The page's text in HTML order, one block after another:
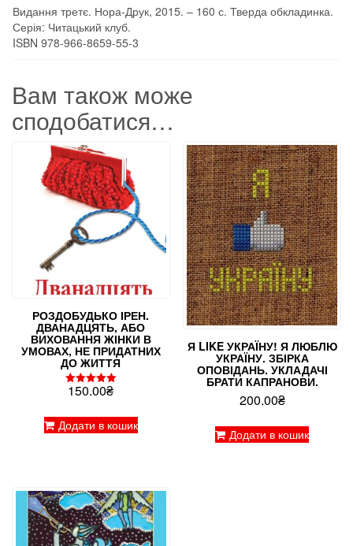
Видання третє. Нора-Друк, 2015. – 160 с. Тверда обкладинка.
Серія: Читацький клуб.
ISBN 978-966-8659-55-3
Вам також може
сподобатися…
РОЗДОБУДЬКО ІРЕН.
ДВАНАДЦЯТЬ, АБО
ВИХОВАННЯ ЖІНКИ В
УМОВАХ, НЕ ПРИДАТНИХ
ДО ЖИТТЯ
Оцінено в
150.00₴
Додати в кошик
Я LIKE УКРАЇНУ! Я ЛЮБЛЮ
УКРАЇНУ. ЗБІРКА
ОПОВІДАНЬ. УКЛАДАЧІ
БРАТИ КАПРАНОВИ.
200.00₴
Додати в кошик